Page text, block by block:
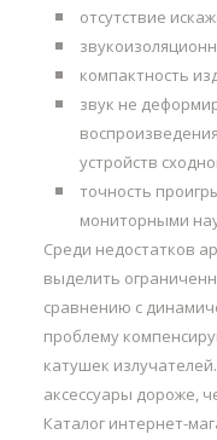
отсутствие
компактность
звук не
устройств
точность
мониторными
Среди недостатков
выделить
сравнению с
проблему
катушек
аксессуары дороже,
Каталог интернет-